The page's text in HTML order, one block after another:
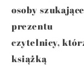
osoby
prezentu
czytelnicy,
książką